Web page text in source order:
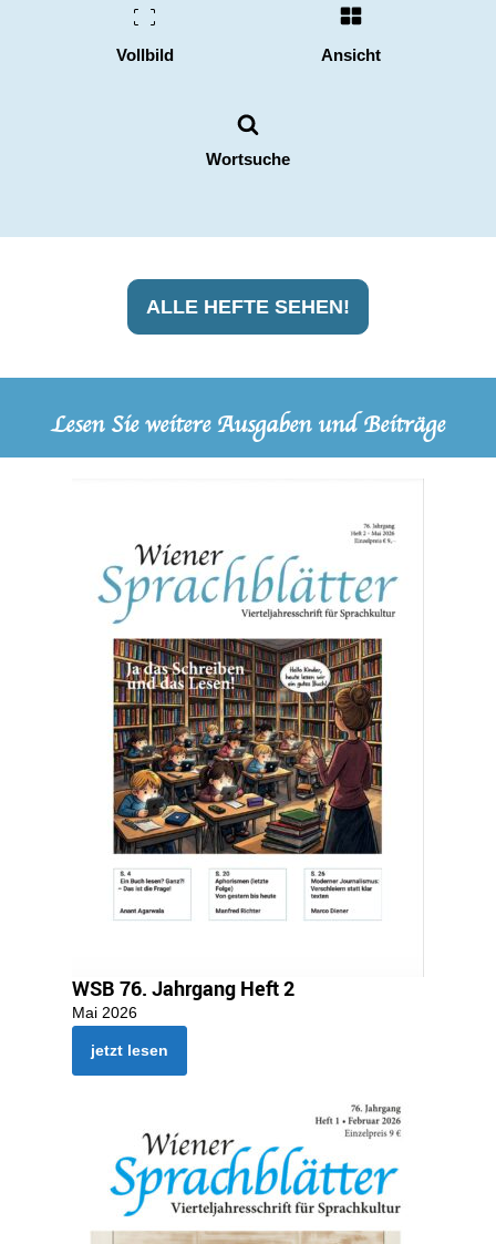
Vollbild Ansicht
Wortsuche
ALLE HEFTE SEHEN!
Lesen Sie weitere Ausgaben und Beiträge
WSB 76. Jahrgang Heft 2
Mai 2026
jetzt lesen